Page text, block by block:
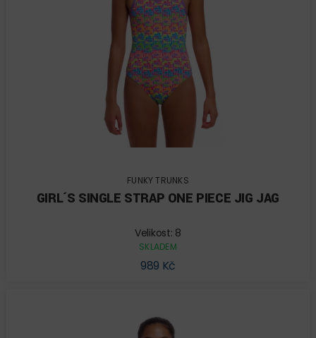
FUNKY TRUNKS
GIRL´S SINGLE STRAP ONE PIECE JIG JAG
Velikost: 8
SKLADEM
989 Kč